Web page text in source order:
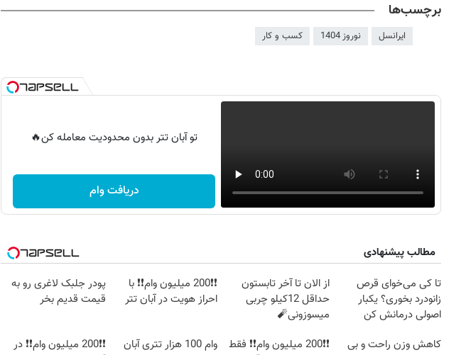
برچسب‌ها
ایرانسل نوروز 1404 کسب و کار
تو آبان تتر بدون محدودیت معامله کن🔥
دریافت وام
مطالب پیشنهادی
تا کی می‌خوای قرص
زانودرد بخوری؟ یکبار
اصولی درمانش کن
از الان تا آخر تابستون
حداقل 12کیلو چربی
میسوزونی🧨
❗❗200 میلیون وام❗❗ با
احراز هویت در آبان تتر
پودر جلبک لاغری رو به
قیمت قدیم بخر
کاهش وزن راحت و بی
❗❗200 میلیون وام❗❗ فقط
وام 100 هزار تتری آبان
❗❗200 میلیون وام❗❗ در